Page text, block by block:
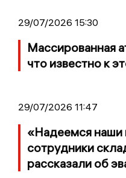
29/07/2026 15:30
Массированная
что известно к
29/07/2026 11:47
«Надеемся наши
сотрудники
рассказали об